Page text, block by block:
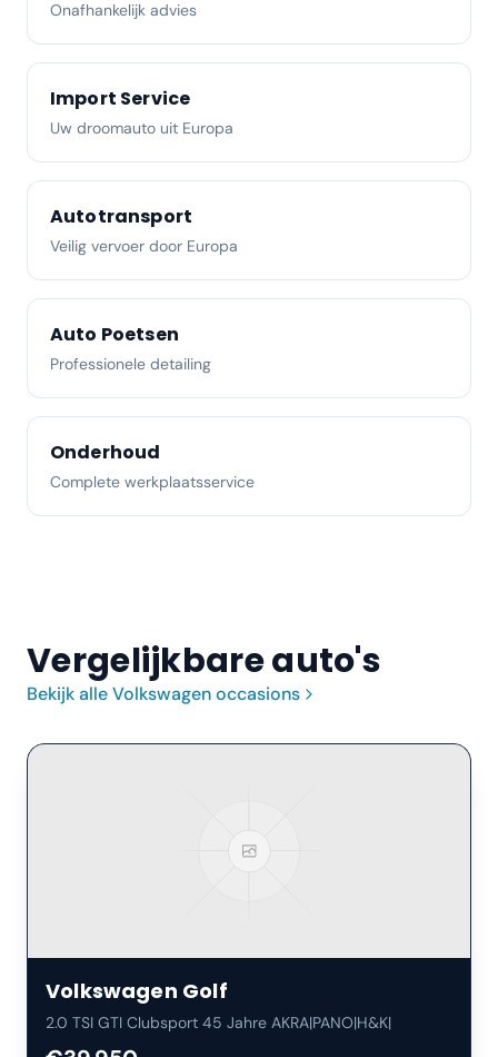
Onafhankelijk advies
Import Service
Uw droomauto uit Europa
Autotransport
Veilig vervoer door Europa
Auto Poetsen
Professionele detailing
Onderhoud
Complete werkplaatsservice
Vergelijkbare auto's
Bekijk alleVolkswagenoccasions
Volkswagen Golf
2.0 TSI GTI Clubsport 45 Jahre AKRA|PANO|H&K|